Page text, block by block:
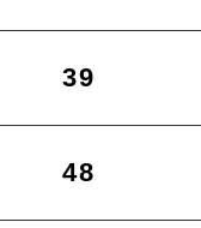
39
48